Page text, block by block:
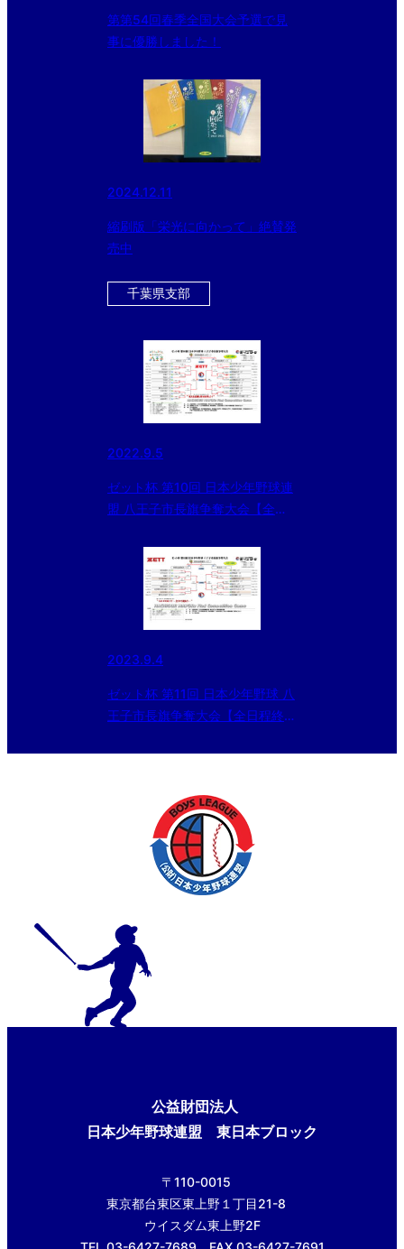
第第54回春季全国大会予選で見
事に優勝しました！
2024.12.11
縮刷版「栄光に向かって」絶賛発
売中
千葉県支部
2022.9.5
ゼット杯 第10回 日本少年野球連
盟 八王子市長旗争奪大会【全日
2023.9.4
ゼット杯 第11回 日本少年野球 八
王子市長旗争奪大会【全日程終
公益財団法人
日本少年野球連盟 東日本ブロック
〒110-0015
東京都台東区東上野１丁目21-8
ウイスダム東上野2F